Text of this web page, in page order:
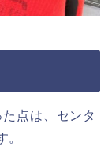
点は、センタ
。